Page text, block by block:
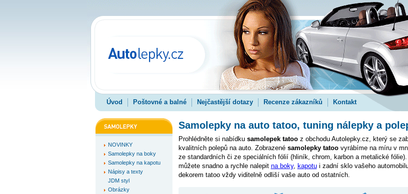
Úvod Poštovné a balné Nejčastější dotazy Recenze zákazníků Kontakt
NOVINKY
Samolepky na boky
Samolepky na kapotu
Nápisy a texty
JDM styl
Obrázky
Samolepky na auto tatoo, tuning nálepky a
Prohlédněte si nabídku samolepek tatooz obchodu Autolepky.cz, který se
kvalitních polepů na auto. Zobrazené samolepky tatoovyrábíme na míru v
ze standardních či ze speciálních fólií (hliník, chrom, karbon a metalické
můžete snadno a rychle nalepit na boky, kapotui zadní sklo vašeho
dekorem tatoo vždy viditelně odliší vaše auto od ostatních.